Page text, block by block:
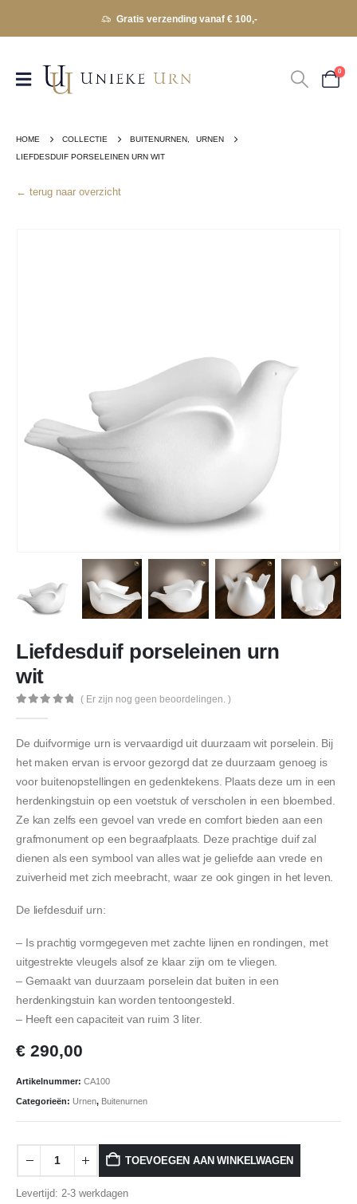
Gratis verzending vanaf € 100,-
0
HOME COLLECTIE BUITENURNEN
URNEN
LIEFDESDUIF PORSELEINEN URN WIT
← terug naar overzicht
Liefdesduif porseleinen urn
wit
( Er zijn nog geen beoordelingen. )
De duifvormige urn is vervaardigd uit duurzaam wit porselein. Bij
het maken ervan is ervoor gezorgd dat ze duurzaam genoeg is
voor buitenopstellingen en gedenktekens. Plaats deze urn in een
herdenkingstuin op een voetstuk of verscholen in een bloembed.
Ze kan zelfs een gevoel van vrede en comfort bieden aan een
grafmonument op een begraafplaats. Deze prachtige duif zal
dienen als een symbool van alles wat je geliefde aan vrede en
zuiverheid met zich meebracht, waar ze ook gingen in het leven.
De liefdesduif urn:
– Is prachtig vormgegeven met zachte lijnen en rondingen, met
uitgestrekte vleugels alsof ze klaar zijn om te vliegen.
– Gemaakt van duurzaam porselein dat buiten in een
herdenkingstuin kan worden tentoongesteld.
– Heeft een capaciteit van ruim 3 liter.
€ 290,00
Artikelnummer: CA100
Categorieën: Urnen, Buitenurnen
TOEVOEGEN AAN WINKELWAGEN
Levertijd: 2-3 werkdagen